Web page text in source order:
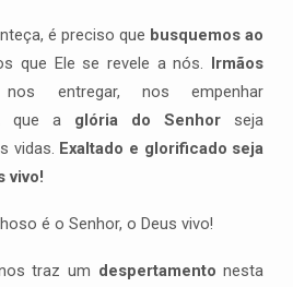
é preciso que busquemos ao
que Ele se revele a nós. Irmãos
entregar, nos empenhar
que a glória do Senhor seja
vidas. Exaltado e glorificado seja
vivo!
é o Senhor, o Deus vivo!
traz um despertamento nesta